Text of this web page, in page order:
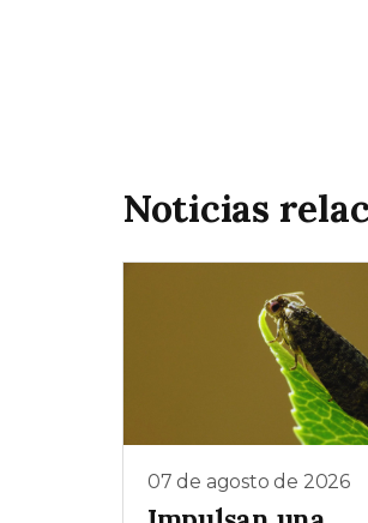
Noticias
07 de agosto de 2026